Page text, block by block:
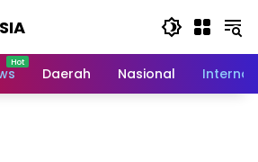
Daerah Nasional